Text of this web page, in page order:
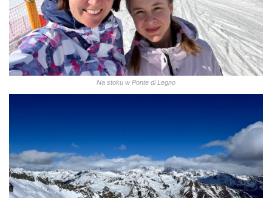
Na stoku w Ponte di Legno